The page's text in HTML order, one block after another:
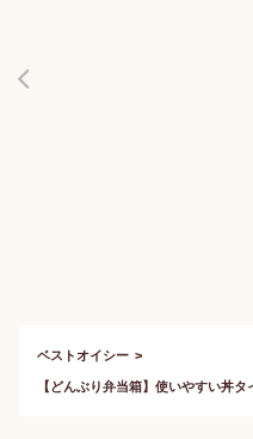
ベストオイシー
【どんぶり弁当箱】使いやすい丼